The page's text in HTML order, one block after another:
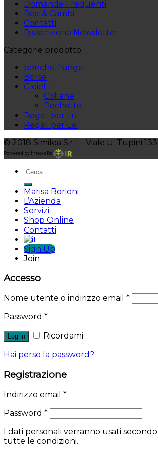
Domande Frequenti
Resi & Cambi
Contatti
Disiscrizione Newsletter
Categorie prodotto
poncho frange
Borse
Gioielli
Collane
Pochette
Regali per Lui
Regali per Lei
© 2018 Similea S.r.l. - Viale U. Tupini
Powered by InnovaRe
Marisa Borioni
L’Azienda
Servizi
Shop Online
Contatti
Sign Up
Join
Accesso
Nome utente o indirizzo email *
Password *
Log in
Ricordami
Hai perso la password?
Registrazione
Indirizzo email *
Password *
I dati personali verranno usati
tutte le condizioni.